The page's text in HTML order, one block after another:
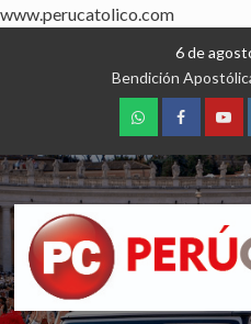
www.perucatolico.com
6 de
Bendición
WhatsAppFacebook